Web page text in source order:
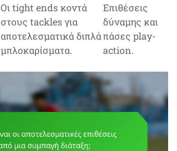
Οι tight ends κοντά
στους tackles για
αποτελεσματικά διπλά
μπλοκαρίσματα.
Επιθέσεις
δύναμης και
πάσες play-
action.